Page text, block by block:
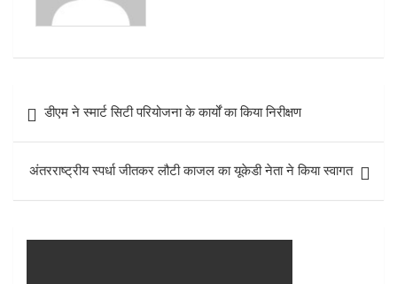
navigation
डीएम ने स्मार्ट सिटी परियोजना के कार्यों का किया निरीक्षण
अंतरराष्ट्रीय स्पर्धा जीतकर लौटी काजल का यूकेडी नेता ने किया स्वागत